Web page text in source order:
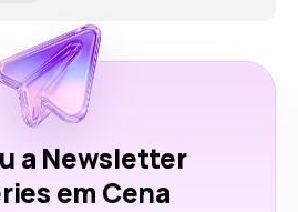
a Newsletter
em Cena